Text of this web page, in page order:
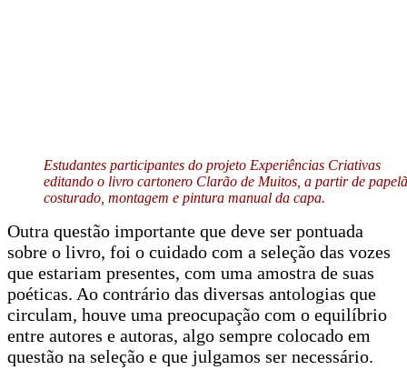
Estudantes participantes do projeto Experiências Criativas
editando o livro cartonero Clarão de Muitos, a partir de
costurado, montagem e pintura manual da capa.
Outra questão importante que deve ser pontuada
sobre o livro, foi o cuidado com a seleção das vozes
que estariam presentes, com uma amostra de suas
poéticas. Ao contrário das diversas antologias que
circulam, houve uma preocupação com o equilíbrio
entre autores e autoras, algo sempre colocado em
questão na seleção e que julgamos ser necessário.